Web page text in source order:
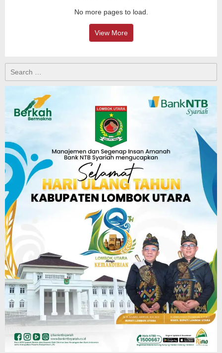
No more pages to load.
View More
Search
for: